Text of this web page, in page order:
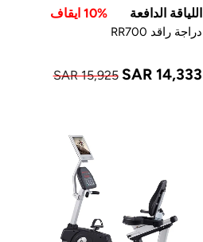
اللياقة الدافعة 10% ايقاف
دراجة راقد RR700
SAR 15,925 SAR 14,333